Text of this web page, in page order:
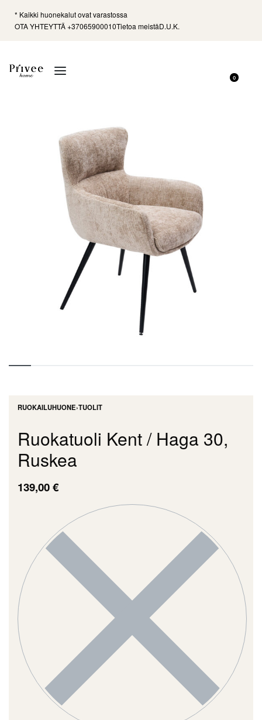
* Kaikki huonekalut ovat varastossa
OTA YHTEYTTÄ +37065900010Tietoa meistäD.U.K.
0
RUOKAILUHUONE›TUOLIT
Ruokatuoli Kent / Haga 30,
Ruskea
139,00€